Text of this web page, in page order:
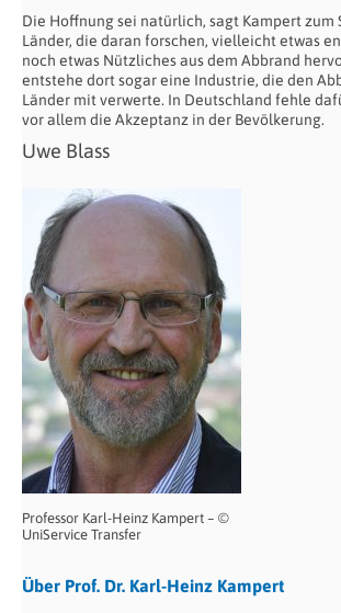
Die Hoffnung sei natürlich, sagt Kampert zum
Länder, die daran forschen, vielleicht etwas
noch etwas Nützliches aus dem Abbrand
entstehe dort sogar eine Industrie, die den
Länder mit verwerte. In Deutschland fehle
vor allem die Akzeptanz in der Bevölkerung.
Uwe Blass
Professor Karl-Heinz Kampert – ©
UniService Transfer
Über Prof. Dr. Karl-Heinz Kampert